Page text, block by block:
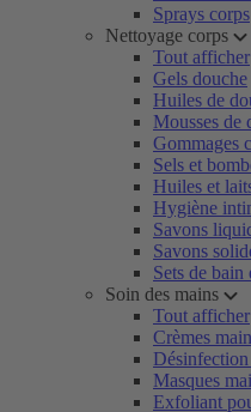
Sprays corps
Nettoyage corps
Tout afficher
Gels douche
Huiles de
Mousses de
Gommages
Sels et
Huiles et
Hygiène
Savons
Savons
Sets de bain
Soin des mains
Tout afficher
Crèmes
Masques
Exfoliant